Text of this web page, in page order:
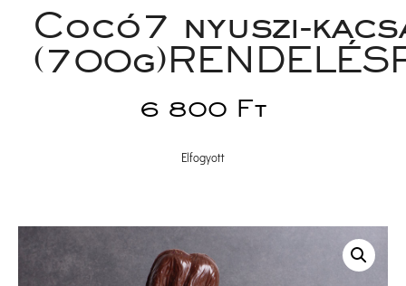
Cocó7 nyuszi-
6 800 Ft
Elfogyott